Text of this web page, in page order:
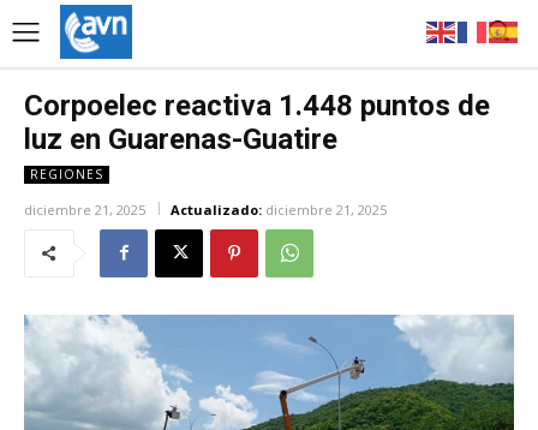
Corpoelec reactiva 1.448 puntos de
luz en Guarenas-Guatire
REGIONES
diciembre 21, 2025 Actualizado: diciembre 21, 2025